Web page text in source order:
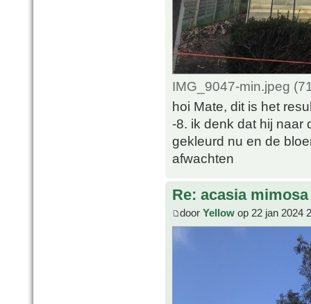
IMG_9047-min.jpeg
hoi Mate, dit is het
-8. ik denk dat hij naar
gekleurd nu en de
afwachten
Re: acasia mimosa
door Yellow op 22 jan 2024